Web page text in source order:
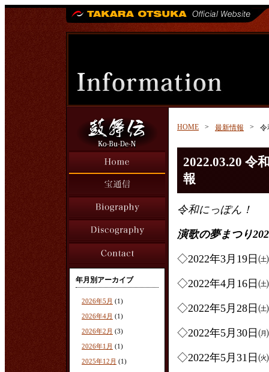
年月別アーカイブ
2026年5月 (1)
2026年4月 (1)
2026年2月 (3)
2026年1月 (1)
2025年12月 (1)
HOME > 最新情報 > 令
2022.03.20 令
報
令和にっぽん！
演歌の夢まつり
◇2022年3月19日
◇2022年4月16日
◇2022年5月28日
◇2022年5月30日
◇2022年5月31日